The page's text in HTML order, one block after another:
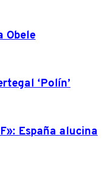
Obele
‘Polín’
España alucina